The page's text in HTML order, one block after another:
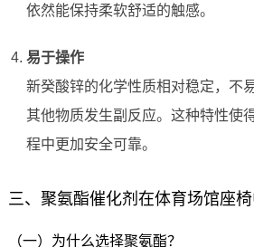
依然能保持柔软舒适的触感。
易于操作
新癸酸锌的化学性质相对稳定，不
其他物质发生副反应。这种特性使
程中更加安全可靠。
三、聚氨酯催化剂在体育场馆座
（一）为什么选择聚氨酯？